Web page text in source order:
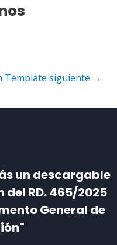
Template siguiente →
un descargable
del RD. 465/2025
General de